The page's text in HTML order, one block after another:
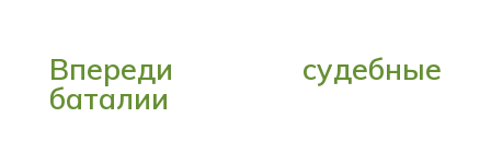
Впереди судебные
баталии